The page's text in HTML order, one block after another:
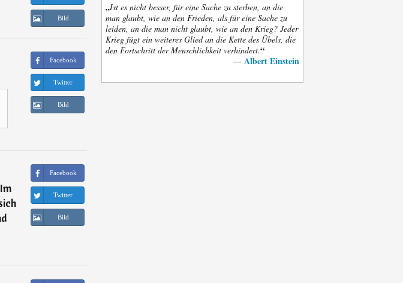
Bild
Facebook
Twitter
Bild
Facebook
Twitter
Bild
„Ist es nicht besser, für eine Sache zu sterben, an die
man glaubt, wie an den Frieden, als für eine Sache zu
leiden, an die man nicht glaubt, wie an den Krieg? Jeder
Krieg fügt ein weiteres Glied an die Kette des Übels, die
den Fortschritt der Menschlichkeit verhindert.“
— Albert Einstein